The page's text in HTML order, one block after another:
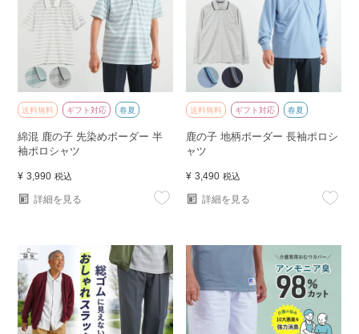
送料無料 ギフト対応 春夏
綿混 鹿の子 先染めボーダー 半
袖ポロシャツ
¥ 3,990 税込
詳細を見る
送料無料 ギフト対応 春夏
鹿の子 地柄ボーダー 長袖ポロシ
ャツ
¥ 3,490 税込
詳細を見る